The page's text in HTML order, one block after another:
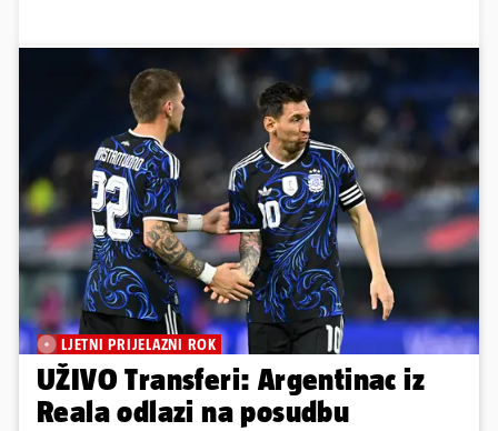
LJETNI PRIJELAZNI ROK
UŽIVO Transferi: Argentinac iz
Reala odlazi na posudbu